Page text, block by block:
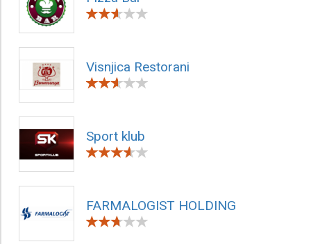
Visnjica Restorani
Sport klub
FARMALOGIST HOLDING